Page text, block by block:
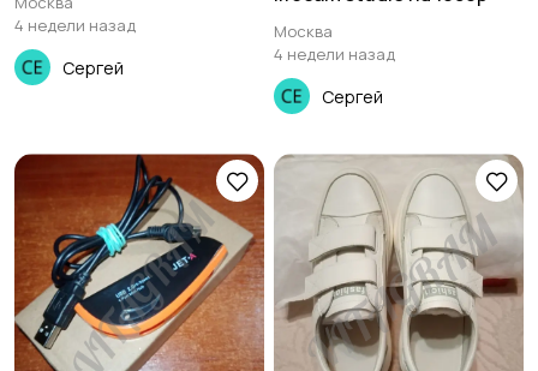
4 недели назад
Сергей
Москва
4 недели назад
Сергей